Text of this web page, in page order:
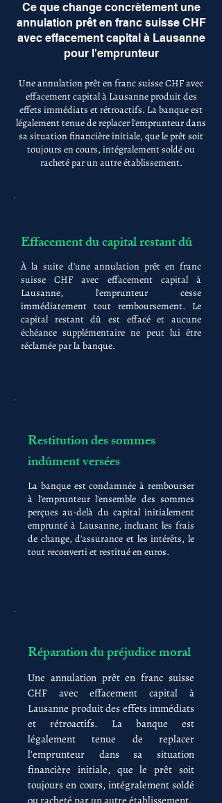
Ce que change concrètement une
annulation prêt en franc suisse CHF
avec effacement capital à Lausanne
pour l'emprunteur
Une annulation prêt en franc suisse CHF avec
effacement capital à Lausanne produit des
effets immédiats et rétroactifs. La banque est
légalement tenue de replacer l'emprunteur dans
sa situation financière initiale, que le prêt soit
toujours en cours, intégralement soldé ou
racheté par un autre établissement.
Effacement du capital restant dû
À la suite d'une annulation prêt en franc
suisse CHF avec effacement capital à
Lausanne, l'emprunteur cesse
immédiatement tout remboursement. Le
capital restant dû est effacé et aucune
échéance supplémentaire ne peut lui être
réclamée par la banque.
Restitution des sommes
indûment versées
La banque est condamnée à rembourser
à l'emprunteur l'ensemble des sommes
perçues au-delà du capital initialement
emprunté à Lausanne, incluant les frais
de change, d'assurance et les intérêts, le
tout reconverti et restitué en euros.
Réparation du préjudice moral
Une annulation prêt en franc suisse
CHF avec effacement capital à
Lausanne produit des effets immédiats
et rétroactifs. La banque est
légalement tenue de replacer
l'emprunteur dans sa situation
financière initiale, que le prêt soit
toujours en cours, intégralement soldé
ou racheté par un autre établissement.